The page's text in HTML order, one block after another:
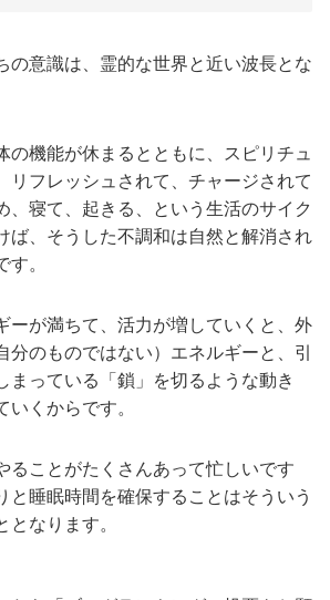
の意識は、霊的な世界と近い波長とな
の機能が休まるとともに、スピリチュ
リフレッシュされて、チャージされて
、寝て、起きる、という生活のサイク
ば、そうした不調和は自然と解消され
す。
ーが満ちて、活力が増していくと、外
分のものではない）エネルギーと、引
まっている「鎖」を切るような動き
いくからです。
ることがたくさんあって忙しいです
と睡眠時間を確保することはそういう
となります。